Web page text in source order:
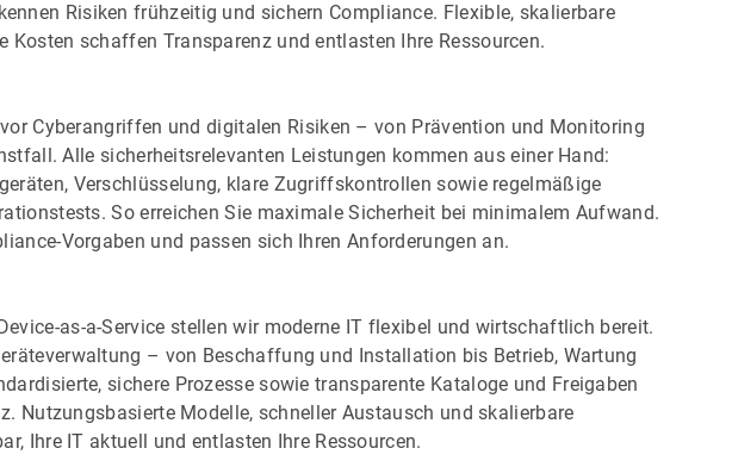
Risiken frühzeitig und sichern Compliance. Flexible, skalierbare
Kosten schaffen Transparenz und entlasten Ihre Ressourcen.
Cyberangriffen und digitalen Risiken – von Prävention und Monitoring
Alle sicherheitsrelevanten Leistungen kommen aus einer Hand:
Verschlüsselung, klare Zugriffskontrollen sowie regelmäßige
So erreichen Sie maximale Sicherheit bei minimalem Aufwand.
Vorgaben und passen sich Ihren Anforderungen an.
as-a-Service stellen wir moderne IT flexibel und wirtschaftlich bereit.
– von Beschaffung und Installation bis Betrieb, Wartung
sichere Prozesse sowie transparente Kataloge und Freigaben
Nutzungsbasierte Modelle, schneller Austausch und skalierbare
Ihre IT aktuell und entlasten Ihre Ressourcen.